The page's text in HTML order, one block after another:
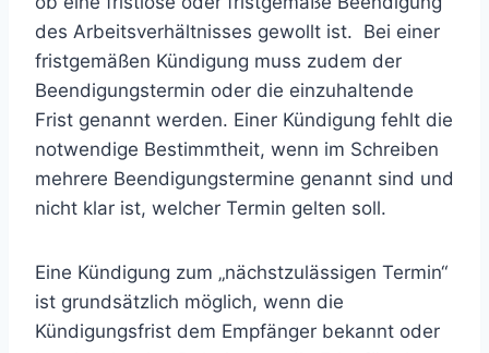
des Arbeitsverhältnisses gewollt ist. Bei einer
fristgemäßen Kündigung muss zudem der
Beendigungstermin oder die einzuhaltende
Frist genannt werden. Einer Kündigung fehlt die
notwendige Bestimmtheit, wenn im Schreiben
mehrere Beendigungstermine genannt sind und
nicht klar ist, welcher Termin gelten soll.
Eine Kündigung zum „nächstzulässigen Termin“
ist grundsätzlich möglich, wenn die
Kündigungsfrist dem Empfänger bekannt oder